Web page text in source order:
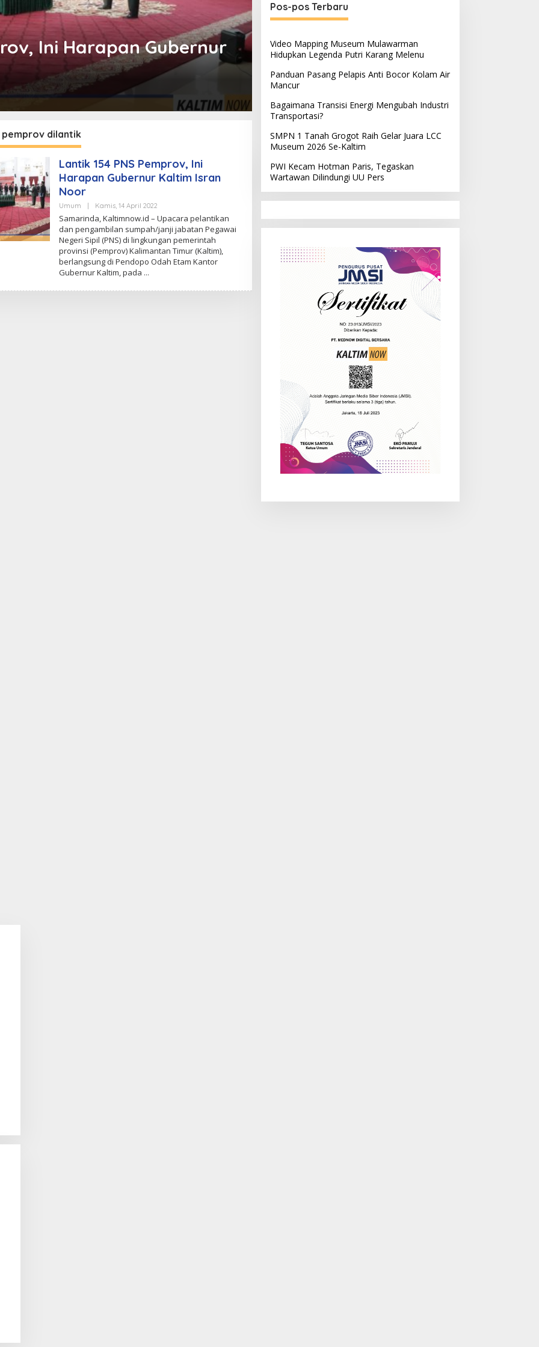
Ini Harapan Gubernur
pemprov dilantik
Lantik 154 PNS Pemprov, Ini
Harapan Gubernur Kaltim Isran
Noor
Umum Kamis, 14 April 2022Oleh
Samarinda, Kaltimnow.id – Upacara pelantikan
dan pengambilan sumpah/janji jabatan Pegawai
Negeri Sipil (PNS) di lingkungan pemerintah
provinsi (Pemprov) Kalimantan Timur (Kaltim),
berlangsung di Pendopo Odah Etam Kantor
Gubernur Kaltim, pada
Pos-pos Terbaru
Video Mapping Museum Mulawarman
Hidupkan Legenda Putri Karang Melenu
Panduan Pasang Pelapis Anti Bocor Kolam Air
Mancur
Bagaimana Transisi Energi Mengubah Industri
Transportasi?
SMPN 1 Tanah Grogot Raih Gelar Juara LCC
Museum 2026 Se-Kaltim
PWI Kecam Hotman Paris, Tegaskan
Wartawan Dilindungi UU Pers